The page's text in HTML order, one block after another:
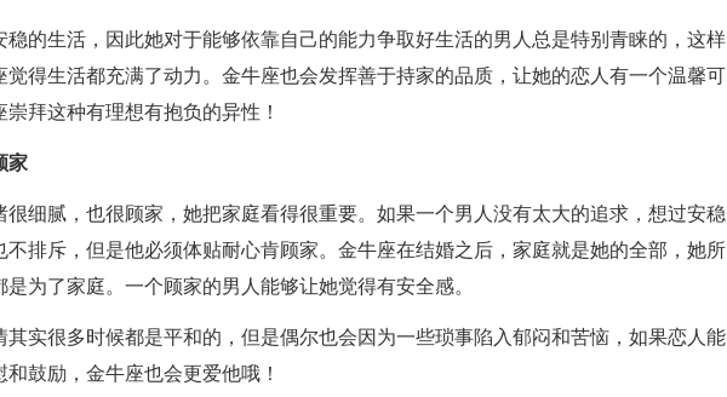
稳的生活，因此她对于能够依靠自己的能力争取好生活的男人总是特别青睐的，这样
觉得生活都充满了动力。金牛座也会发挥善于持家的品质，让她的恋人有一个温馨可
拜这种有理想有抱负的异性！
家
很细腻，也很顾家，她把家庭看得很重要。如果一个男人没有太大的追求，想过安稳
不排斥，但是他必须体贴耐心肯顾家。金牛座在结婚之后，家庭就是她的全部，她所
为了家庭。一个顾家的男人能够让她觉得有安全感。
其实很多时候都是平和的，但是偶尔也会因为一些琐事陷入郁闷和苦恼，如果恋人能
鼓励，金牛座也会更爱他哦！